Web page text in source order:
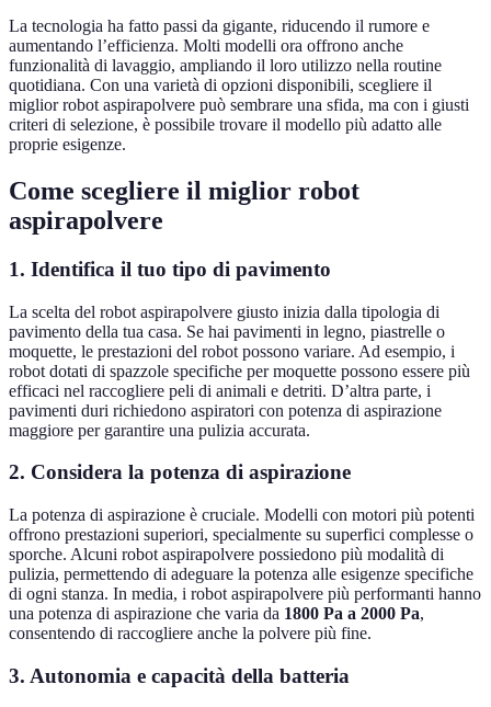
La tecnologia ha fatto passi da gigante, riducendo il rumore e
aumentando l’efficienza. Molti modelli ora offrono anche
funzionalità di lavaggio, ampliando il loro utilizzo nella routine
quotidiana. Con una varietà di opzioni disponibili, scegliere il
miglior robot aspirapolvere può sembrare una sfida, ma con i giusti
criteri di selezione, è possibile trovare il modello più adatto alle
proprie esigenze.
Come scegliere il miglior robot
aspirapolvere
1. Identifica il tuo tipo di pavimento
La scelta del robot aspirapolvere giusto inizia dalla tipologia di
pavimento della tua casa. Se hai pavimenti in legno, piastrelle o
moquette, le prestazioni del robot possono variare. Ad esempio, i
robot dotati di spazzole specifiche per moquette possono essere più
efficaci nel raccogliere peli di animali e detriti. D’altra parte, i
pavimenti duri richiedono aspiratori con potenza di aspirazione
maggiore per garantire una pulizia accurata.
2. Considera la potenza di aspirazione
La potenza di aspirazione è cruciale. Modelli con motori più potenti
offrono prestazioni superiori, specialmente su superfici complesse o
sporche. Alcuni robot aspirapolvere possiedono più modalità di
pulizia, permettendo di adeguare la potenza alle esigenze specifiche
di ogni stanza. In media, i robot aspirapolvere più performanti hanno
una potenza di aspirazione che varia da 1800 Pa a 2000 Pa,
consentendo di raccogliere anche la polvere più fine.
3. Autonomia e capacità della batteria